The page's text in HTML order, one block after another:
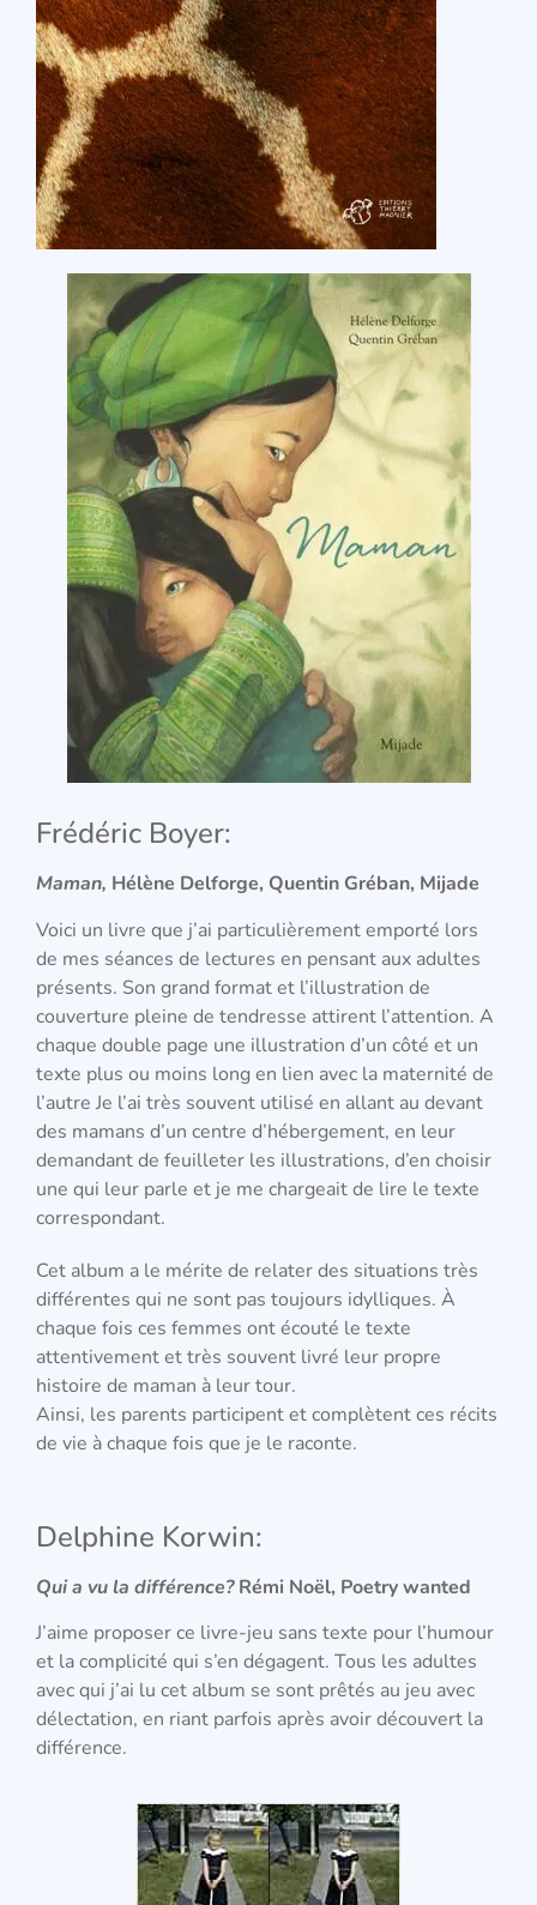
Frédéric Boyer:
Maman, Hélène Delforge, Quentin Gréban, Mijade
Voici un livre que j’ai particulièrement emporté lors
de mes séances de lectures en pensant aux adultes
présents. Son grand format et l’illustration de
couverture pleine de tendresse attirent l’attention. A
chaque double page une illustration d’un côté et un
texte plus ou moins long en lien avec la maternité de
l’autre Je l’ai très souvent utilisé en allant au devant
des mamans d’un centre d’hébergement, en leur
demandant de feuilleter les illustrations, d’en choisir
une qui leur parle et je me chargeait de lire le texte
correspondant.
Cet album a le mérite de relater des situations très
différentes qui ne sont pas toujours idylliques. À
chaque fois ces femmes ont écouté le texte
attentivement et très souvent livré leur propre
histoire de maman à leur tour.
Ainsi, les parents participent et complètent ces récits
de vie à chaque fois que je le raconte.
Delphine Korwin:
Qui a vu la différence?Rémi Noël, Poetry wanted
J’aime proposer ce livre-jeu sans texte pour l’humour
et la complicité qui s’en dégagent. Tous les adultes
avec qui j’ai lu cet album se sont prêtés au jeu avec
délectation, en riant parfois après avoir découvert la
différence.